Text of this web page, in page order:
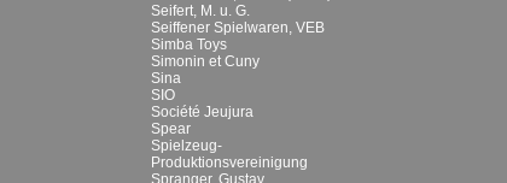
Seifert, M. u. G.
Seiffener Spielwaren, VEB
Simba Toys
Simonin et Cuny
Sina
SIO
Société Jeujura
Spear
Spielzeug-
Produktionsvereinigung
Spranger, Gustav